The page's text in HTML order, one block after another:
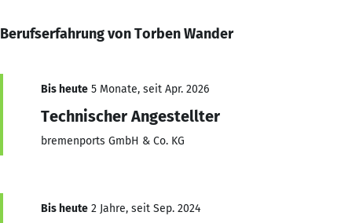
Berufserfahrung von Torben Wander
Bis heute 5 Monate, seit Apr. 2026
Technischer Angestellter
bremenports GmbH & Co. KG
Bis heute 2 Jahre, seit Sep. 2024